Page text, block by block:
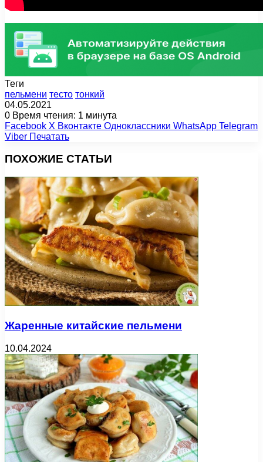
Теги
пельмени тесто тонкий
04.05.2021
0 Время чтения: 1 минута
Facebook X Вконтакте Одноклассники WhatsApp Telegram
Viber Печатать
ПОХОЖИЕ СТАТЬИ
Жаренные китайские пельмени
10.04.2024